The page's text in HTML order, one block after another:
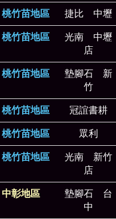
桃竹苗地區 捷比 中壢
桃竹苗地區
光南 中壢
店
桃竹苗地區
墊腳石 新
竹
桃竹苗地區 冠誼書耕
桃竹苗地區 眾利
桃竹苗地區
光南 新竹
店
中彰地區
墊腳石 台
中